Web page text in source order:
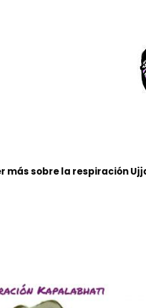
más sobre la respiración